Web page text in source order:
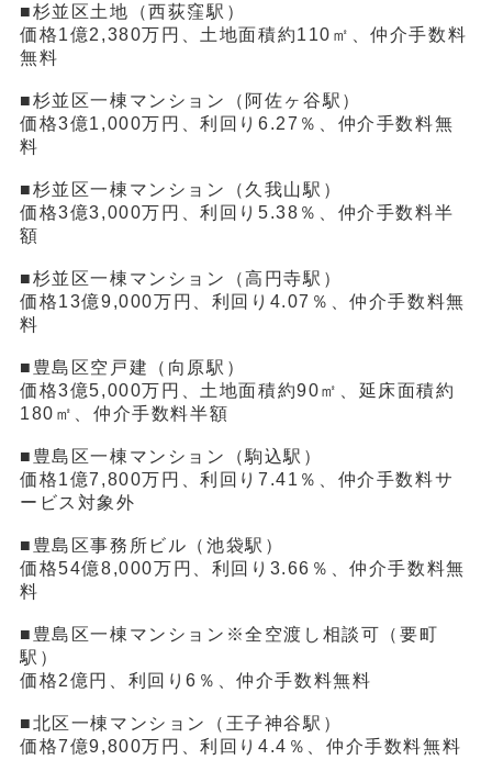
■杉並区土地（西荻窪駅）
価格1億2,380万円、土地面積約110㎡、仲介手数料
無料
■杉並区一棟マンション（阿佐ヶ谷駅）
価格3億1,000万円、利回り6.27％、仲介手数料無
料
■杉並区一棟マンション（久我山駅）
価格3億3,000万円、利回り5.38％、仲介手数料半
額
■杉並区一棟マンション（高円寺駅）
価格13億9,000万円、利回り4.07％、仲介手数料無
料
■豊島区空戸建（向原駅）
価格3億5,000万円、土地面積約90㎡、延床面積約
180㎡、仲介手数料半額
■豊島区一棟マンション（駒込駅）
価格1億7,800万円、利回り7.41％、仲介手数料サ
ービス対象外
■豊島区事務所ビル（池袋駅）
価格54億8,000万円、利回り3.66％、仲介手数料無
料
■豊島区一棟マンション※全空渡し相談可（要町
駅）
価格2億円、利回り6％、仲介手数料無料
■北区一棟マンション（王子神谷駅）
価格7億9,800万円、利回り4.4％、仲介手数料無料